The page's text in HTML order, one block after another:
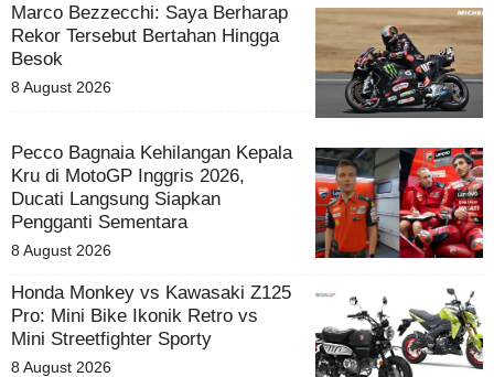
Marco Bezzecchi: Saya Berharap
Rekor Tersebut Bertahan Hingga
Besok
8 August 2026
Pecco Bagnaia Kehilangan Kepala
Kru di MotoGP Inggris 2026,
Ducati Langsung Siapkan
Pengganti Sementara
8 August 2026
Honda Monkey vs Kawasaki Z125
Pro: Mini Bike Ikonik Retro vs
Mini Streetfighter Sporty
8 August 2026